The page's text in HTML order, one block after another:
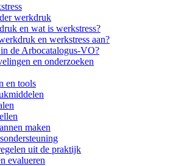
werkdruk
en wat is werkstress?
en werkstress aan?
in de Arbocatalogus-VO?
en onderzoeken
en tools
maken
uit de praktijk
evalueren